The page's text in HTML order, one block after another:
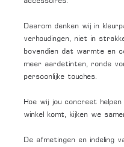
Daarom denken wij in
verhoudingen, niet in
bovendien dat warmte en
meer aardetinten, ronde
persoonlijke touches.
Hoe wij jou concreet
winkel komt, kijken we
De afmetingen en indeling